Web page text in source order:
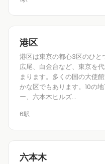
港区
港区は東京の都心3区のひと
広尾、白金台など、東京を
まります。多くの国の大使
かな区でもあります。10の
ー、六本木ヒルズ…
6駅
六本木